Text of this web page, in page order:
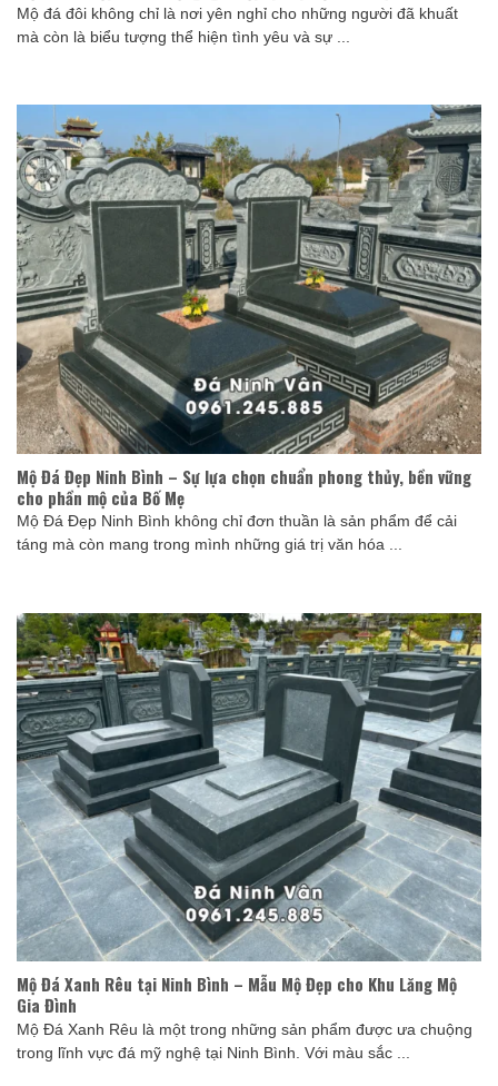
Mộ đá đôi không chỉ là nơi yên nghỉ cho những người đã khuất
mà còn là biểu tượng thể hiện tình yêu và sự ...
Mộ Đá Đẹp Ninh Bình – Sự lựa chọn chuẩn phong thủy, bền vững
cho phần mộ của Bố Mẹ
Mộ Đá Đẹp Ninh Bình không chỉ đơn thuần là sản phẩm để cải
táng mà còn mang trong mình những giá trị văn hóa ...
Mộ Đá Xanh Rêu tại Ninh Bình – Mẫu Mộ Đẹp cho Khu Lăng Mộ
Gia Đình
Mộ Đá Xanh Rêu là một trong những sản phẩm được ưa chuộng
trong lĩnh vực đá mỹ nghệ tại Ninh Bình. Với màu sắc ...